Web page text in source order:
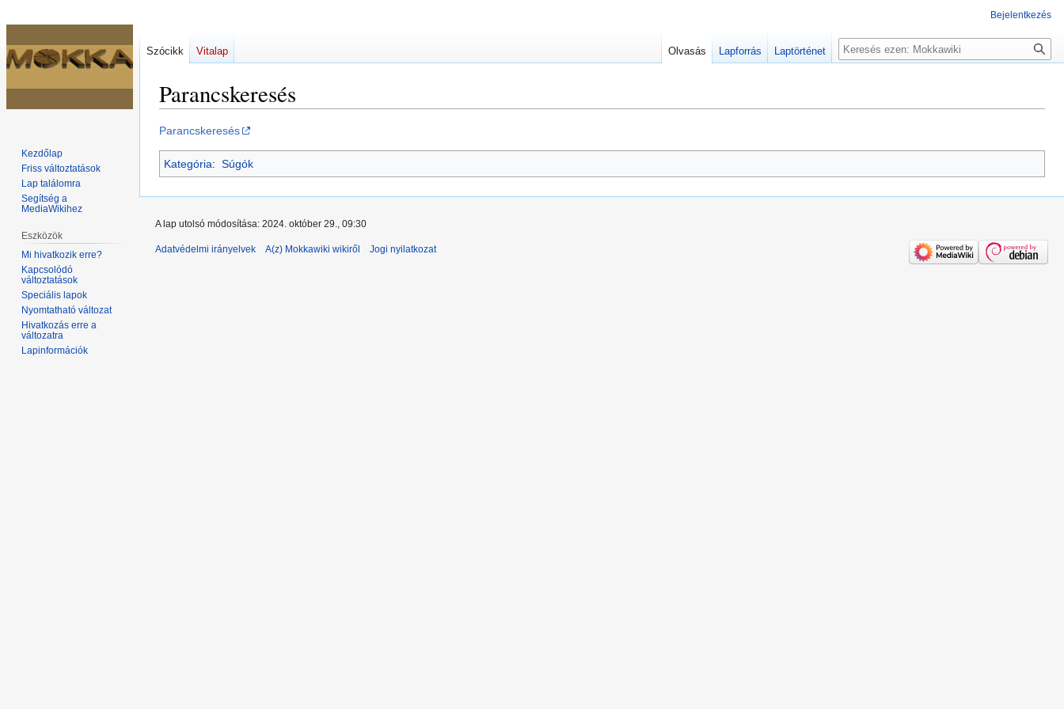
Parancskeresés
Ugrás
a
navigációhoz
Ugrás
a
kereséshez
Parancskeresés
Kategória: Súgók
Bejelentkezés
Szócikk Vitalap Olvasás Lapforrás Laptörténet Keresés
Kezdőlap
Friss változtatások
Lap találomra
Segítség a
MediaWikihez
Eszközök
Mi hivatkozik erre?
Kapcsolódó
változtatások
Speciális lapok
Nyomtatható változat
Hivatkozás erre a
változatra
Lapinformációk
A lap utolsó módosítása: 2024. október 29., 09:30
Adatvédelmi irányelvek A(z) Mokkawiki wikiről Jogi nyilatkozat